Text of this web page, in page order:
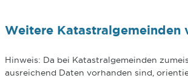
Weitere Katastralgemeinden
Hinweis: Da bei Katastralgemeinden
ausreichend Daten vorhanden sind,